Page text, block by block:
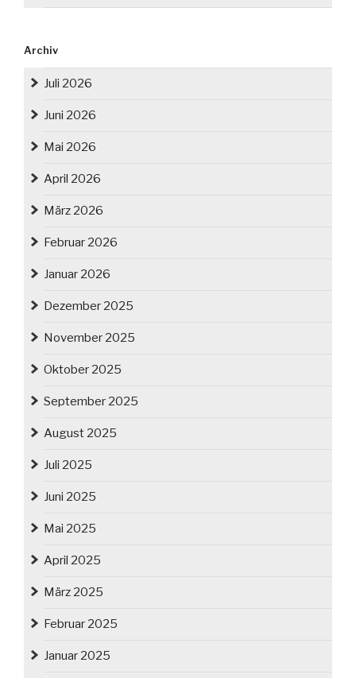
Archiv
Juli 2026
Juni 2026
Mai 2026
April 2026
März 2026
Februar 2026
Januar 2026
Dezember 2025
November 2025
Oktober 2025
September 2025
August 2025
Juli 2025
Juni 2025
Mai 2025
April 2025
März 2025
Februar 2025
Januar 2025